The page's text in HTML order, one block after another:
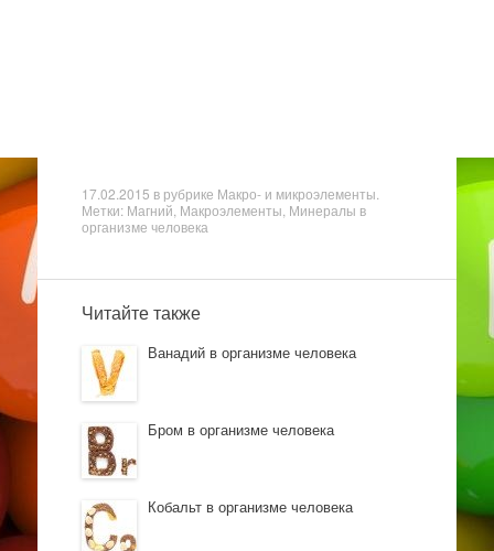
17.02.2015 в рубрике Макро- и микроэлементы
Метки: Магний, Макроэлементы, Минералы в
организме человека
Читайте также
Ванадий в организме человека
Бром в организме человека
Кобальт в организме человека